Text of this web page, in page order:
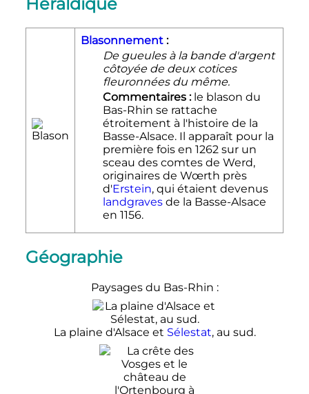
Blasonnement :
De gueules à la bande d'argent
côtoyée de deux cotices
fleuronnées du même.
Commentaires :le blason du
Bas-Rhin se rattache
étroitement à l'histoire de la
Basse-Alsace. Il apparaît pour la
première fois en 1262 sur un
sceau des comtes de Werd,
originaires de Wœrth près
d'Erstein, qui étaient devenus
landgraves de la Basse-Alsace
en 1156.
Géographie
Paysages du Bas-Rhin :
La plaine d'Alsace et Sélestat, au sud.